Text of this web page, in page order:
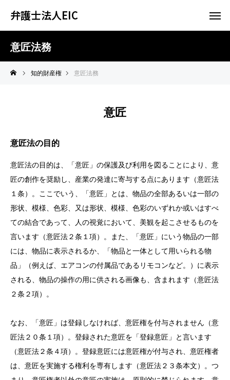
弁護士法人EIC
意匠法務
知的財産権 意匠法務
意匠
意匠法の目的
意匠法の目的は、「意匠」の保護及び利用を図ることにより、意
匠の創作を奨励し、産業の発達に寄与する点にあります（意匠法
１条）。ここでいう、「意匠」とは、物品の全部あるいは一部の
形状、模様、色彩、又は形状、模様、色彩のいずれか或いはすべ
ての結合であって、人の視覚において、美観を起こさせるものを
言います（意匠法２条１項）。また、「意匠」にいう物品の一部
には、物品に表示されるか、「物品と一体として用いられる物
品」（例えば、エアコンの付属品であるリモコンなど。）に表示
される、物品の操作の用に供される画像も、含まれます（意匠法
２条２項）。
なお、「意匠」は登録しなければ、意匠権を付与されません（意
匠法２０条１項）。登録された意匠を「登録意匠」と言います
（意匠法２条４項）。登録意匠には意匠権が付与され、意匠権者
は、意匠を実施する権利を専有します（意匠法２３条本文）。つ